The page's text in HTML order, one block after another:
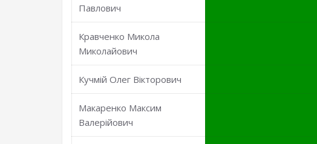
Павлович
Кравченко Микола
Миколайович
Кучмій Олег Вікторович
Макаренко Максим
Валерійович